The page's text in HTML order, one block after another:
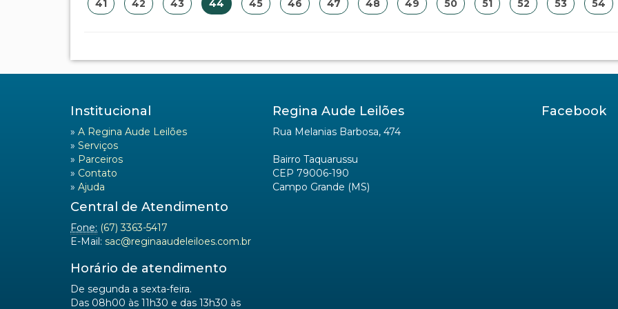
41 42 43 44 45 46 47 48 49 50 51 52 53 54
Institucional
» A Regina Aude Leilões
» Serviços
» Parceiros
» Contato
» Ajuda
Central de Atendimento
Fone: (67) 3363-5417
E-Mail: sac@reginaaudeleiloes.com.br
Horário de atendimento
De segunda a sexta-feira.
Das 08h00 às 11h30 e das 13h30 às
Regina Aude Leilões
Rua Melanias Barbosa, 474
Bairro Taquarussu
CEP 79006-190
Campo Grande (MS)
Facebook